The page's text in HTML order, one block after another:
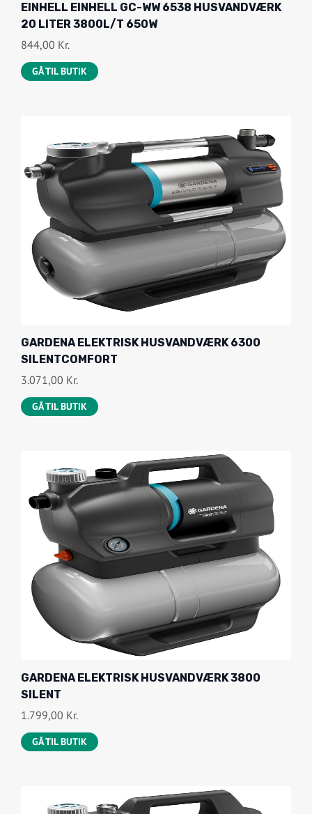
EINHELL EINHELL GC-WW 6538 HUSVANDVÆRK
20 LITER 3800L/T 650W
844,00 Kr.
GÅ TIL BUTIK
GARDENA ELEKTRISK HUSVANDVÆRK 6300
SILENTCOMFORT
3.071,00 Kr.
GÅ TIL BUTIK
GARDENA ELEKTRISK HUSVANDVÆRK 3800
SILENT
1.799,00 Kr.
GÅ TIL BUTIK